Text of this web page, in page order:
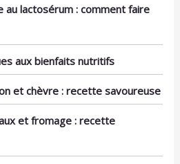
lactosérum : comment faire
aux bienfaits nutritifs
et chèvre : recette savoureuse
et fromage : recette